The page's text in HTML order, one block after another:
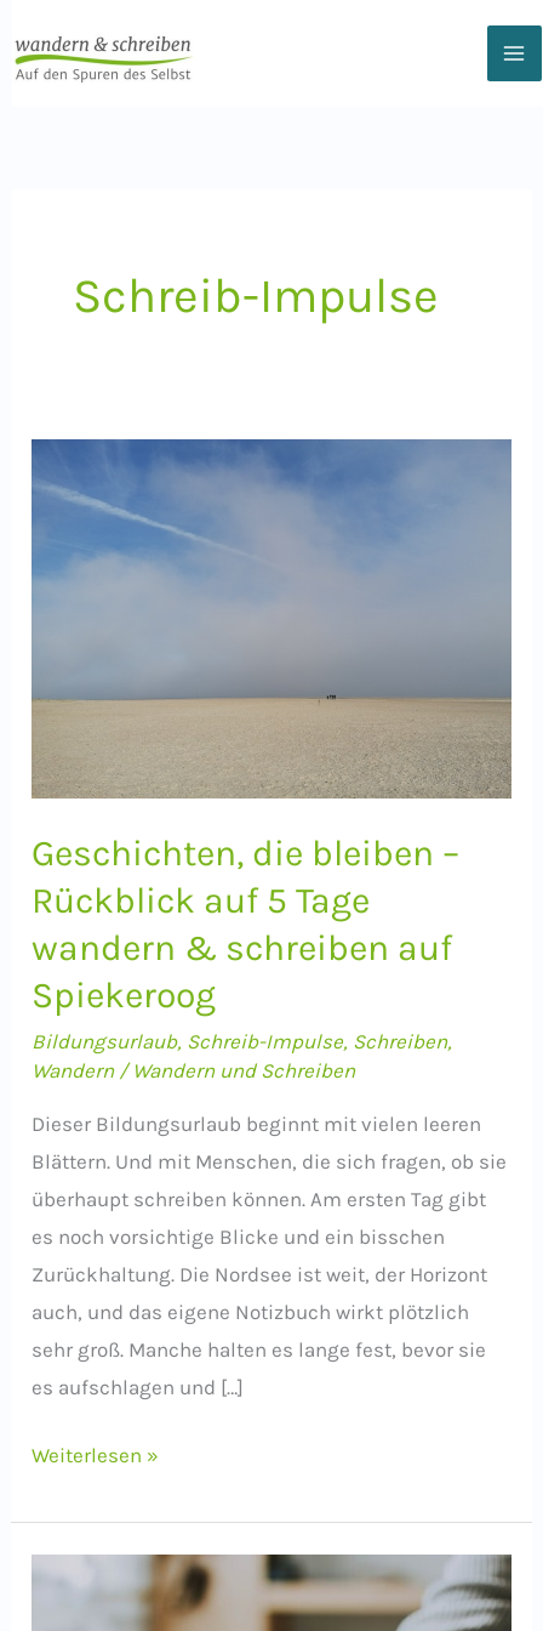
Inhalt
Schreib-Impulse
Geschichten, die bleiben –
Rückblick auf 5 Tage
wandern & schreiben auf
Spiekeroog
Bildungsurlaub, Schreib-Impulse, Schreiben,
Wandern/ Wandern und Schreiben
Dieser Bildungsurlaub beginnt mit vielen leeren
Blättern. Und mit Menschen, die sich fragen, ob sie
überhaupt schreiben können. Am ersten Tag gibt
es noch vorsichtige Blicke und ein bisschen
Zurückhaltung. Die Nordsee ist weit, der Horizont
auch, und das eigene Notizbuch wirkt plötzlich
sehr groß. Manche halten es lange fest, bevor sie
es aufschlagen und […]
Geschichten,
bleiben
Weiterlesen »